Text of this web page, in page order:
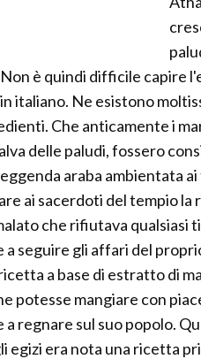
è quindi difficile capire
italiano. Ne esistono
Che anticamente i
delle paludi, fossero
araba ambientata
ai sacerdoti del tempio
che rifiutava
seguire gli affari del
a base di estratto di
potesse mangiare con
regnare sul suo popolo.
egizi era nota una ricetta